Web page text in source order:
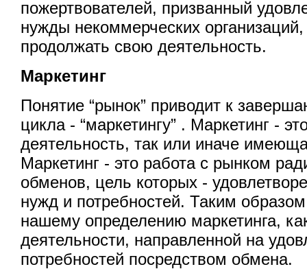
пожертвователей, призванный
нужды некоммерческих
продолжать свою деятельность.
Маркетинг
Понятие “рынок” приводит к
цикла - “маркетингу” . Маркетинг -
деятельность, так или иначе
Маркетинг - это работа с рынком
обменов, цель которых -
нужд и потребностей. Таким
нашему определению маркетинга,
деятельности, направленной на
потребностей посредством обмена.